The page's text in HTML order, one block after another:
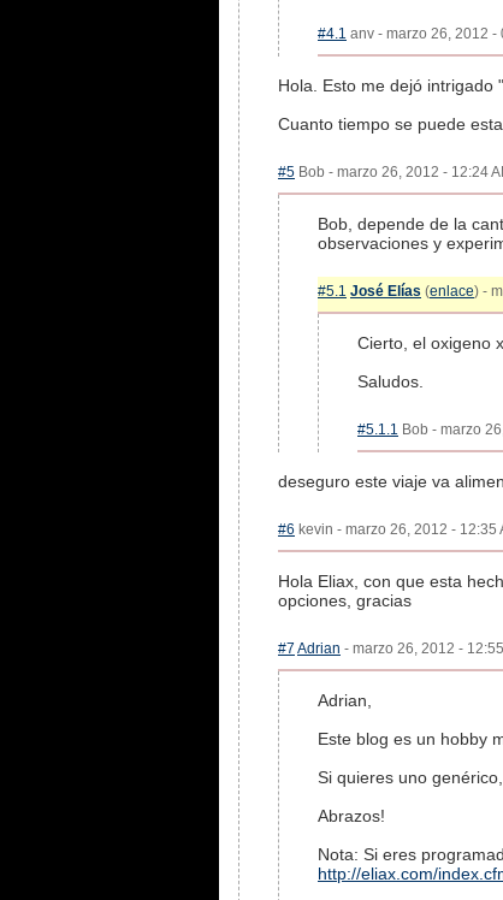
#4.1 anv - marzo 26, 2012 -
Hola. Esto me dejó intrigado
Cuanto tiempo se puede
#5 Bob - marzo 26, 2012 - 12:24
Bob, depende de la
observaciones y
#5.1 José Elías (enlace) -
Cierto, el oxigeno
Saludos.
#5.1.1 Bob - marzo
deseguro este viaje va
#6 kevin - marzo 26, 2012 - 12:35
Hola Eliax, con que esta
opciones, gracias
#7 Adrian - marzo 26, 2012 -
Adrian,
Este blog es un hobby
Si quieres uno
Abrazos!
Nota: Si eres
http://eliax.com/